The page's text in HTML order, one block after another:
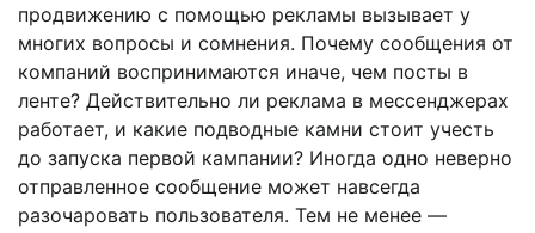
продвижению с помощью рекламы вызывает у
многих вопросы и сомнения. Почему сообщения от
компаний воспринимаются иначе, чем посты в
ленте? Действительно ли реклама в мессенджерах
работает, и какие подводные камни стоит учесть
до запуска первой кампании? Иногда одно неверно
отправленное сообщение может навсегда
разочаровать пользователя. Тем не менее —